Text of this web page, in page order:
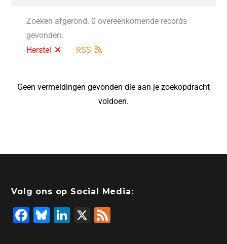
Zoeken afgerond. 0 overeenkomende records
gevonden.
Herstel
RSS
Geen vermeldingen gevonden die aan je zoekopdracht
voldoen.
Volg ons op Social Media:
F
Bl
Li
X